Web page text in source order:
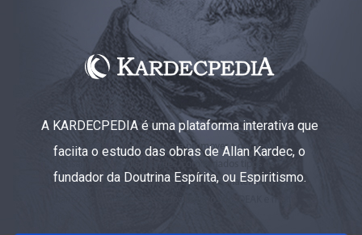
A KARDECPEDIA é uma plataforma interativa que
faciita o estudo das obras de Allan Kardec, o
fundador da Doutrina Espírita, ou Espiritismo.